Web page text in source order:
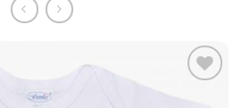
Toevoegen